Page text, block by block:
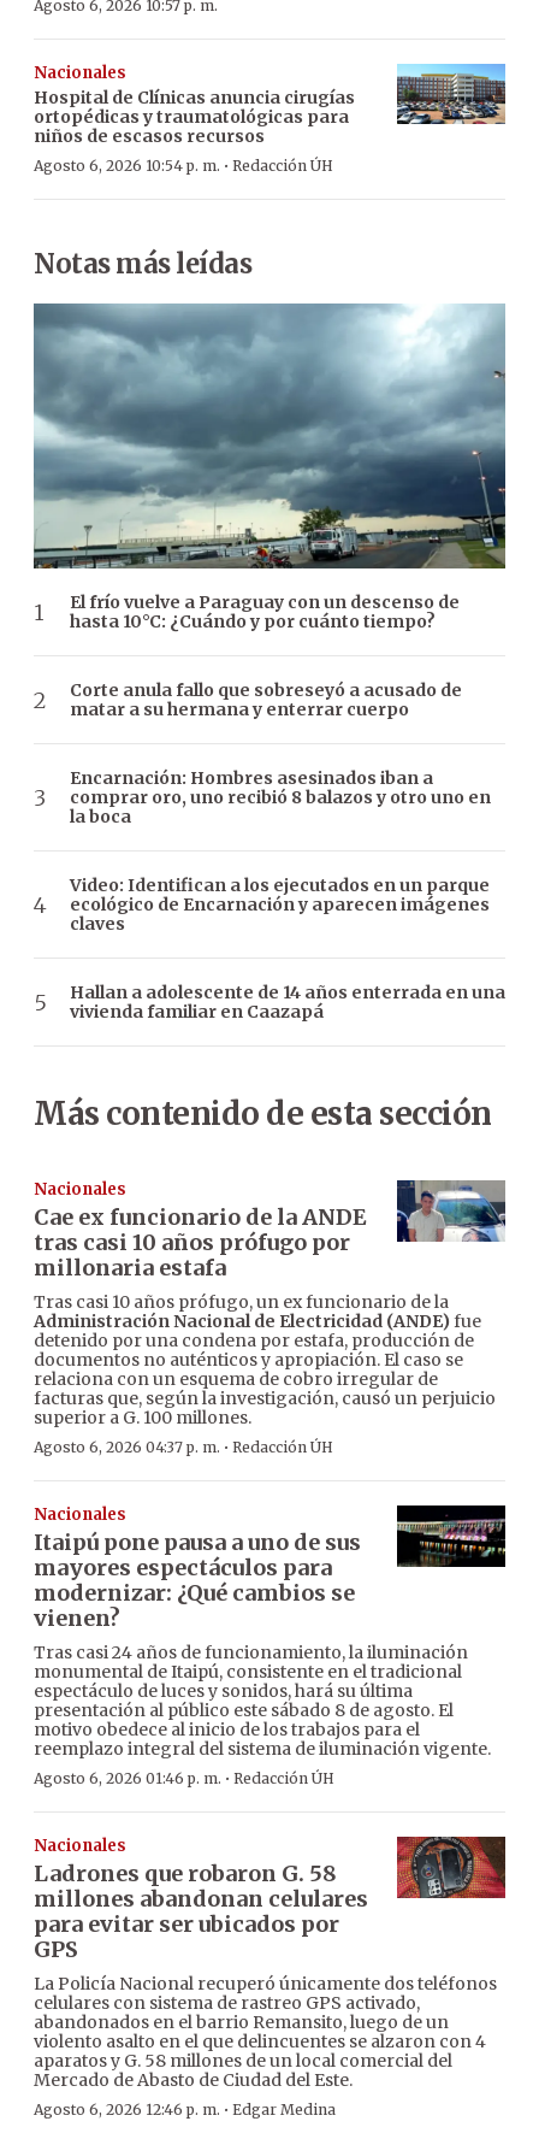
Agosto 6, 2026 10:57 p. m.
Nacionales
Hospital de Clínicas anuncia cirugías
ortopédicas y traumatológicas para
niños de escasos recursos
Agosto 6, 2026 10:54 p. m. · Redacción ÚH
Notas más leídas
El frío vuelve a Paraguay con un descenso de
hasta 10°C: ¿Cuándo y por cuánto tiempo?
Corte anula fallo que sobreseyó a acusado de
matar a su hermana y enterrar cuerpo
Encarnación: Hombres asesinados iban a
comprar oro, uno recibió 8 balazos y otro uno en
la boca
Video: Identifican a los ejecutados en un parque
ecológico de Encarnación y aparecen imágenes
claves
Hallan a adolescente de 14 años enterrada en una
vivienda familiar en Caazapá
Más contenido de esta sección
Nacionales
Cae ex funcionario de la ANDE
tras casi 10 años prófugo por
millonaria estafa
Tras casi 10 años prófugo, un ex funcionario de la
Administración Nacional de Electricidad (ANDE)fue
detenido por una condena por estafa, producción de
documentos no auténticos y apropiación. El caso se
relaciona con un esquema de cobro irregular de
facturas que, según la investigación, causó un perjuicio
superior a G. 100 millones.
Agosto 6, 2026 04:37 p. m. · Redacción ÚH
Nacionales
Itaipú pone pausa a uno de sus
mayores espectáculos para
modernizar: ¿Qué cambios se
vienen?
Tras casi 24 años de funcionamiento, la iluminación
monumental de Itaipú, consistente en el tradicional
espectáculo de luces y sonidos, hará su última
presentación al público este sábado 8 de agosto. El
motivo obedece al inicio de los trabajos para el
reemplazo integral del sistema de iluminación vigente.
Agosto 6, 2026 01:46 p. m. · Redacción ÚH
Nacionales
Ladrones que robaron G. 58
millones abandonan celulares
para evitar ser ubicados por
GPS
La Policía Nacional recuperó únicamente dos teléfonos
celulares con sistema de rastreo GPS activado,
abandonados en el barrio Remansito, luego de un
violento asalto en el que delincuentes se alzaron con 4
aparatos y G. 58 millones de un local comercial del
Mercado de Abasto de Ciudad del Este.
Agosto 6, 2026 12:46 p. m. · Edgar Medina